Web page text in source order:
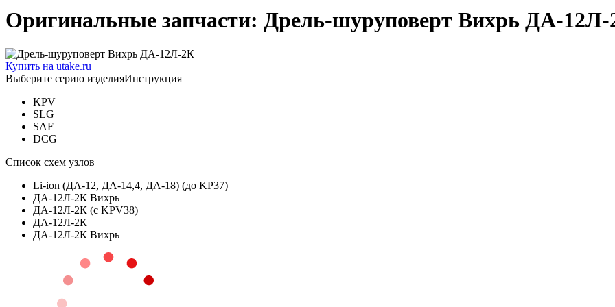
Оригинальные запчасти: Дрель-шуруповерт Вихрь ДА-
Купить на utake.ru
Выберите серию изделияИнструкция
KPV
SLG
SAF
DCG
Список схем узлов
Li-ion (ДА-12, ДА-14,4, ДА-18) (до KP37)
ДА-12Л-2К Вихрь
ДА-12Л-2К (с KPV38)
ДА-12Л-2К
ДА-12Л-2К Вихрь